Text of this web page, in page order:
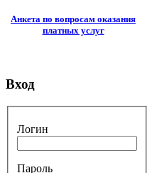
Анкета по вопросам оказания
платных услуг
Вход
Логин
Пароль